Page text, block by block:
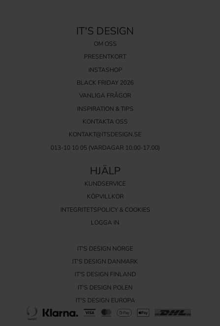
IT'S DESIGN
OM OSS
PRESENTKORT
INSTASHOP
BLACK FRIDAY 2026
VANLIGA FRÅGOR
INSPIRATION & TIPS
KONTAKTA OSS
KONTAKT@ITSDESIGN.SE
013-10 10 05(VARDAGAR 10.00-17.00)
HJÄLP
KUNDSERVICE
KÖPVILLKOR
INTEGRITETSPOLICY & COOKIES
LOGGA IN
IT'S DESIGN NORGE
IT'S DESIGN DANMARK
IT'S DESIGN FINLAND
IT'S DESIGN POLEN
IT'S DESIGN EUROPA